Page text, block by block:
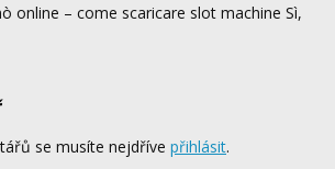
online – come scaricare slot machine Sì,
se musíte nejdříve přihlásit.